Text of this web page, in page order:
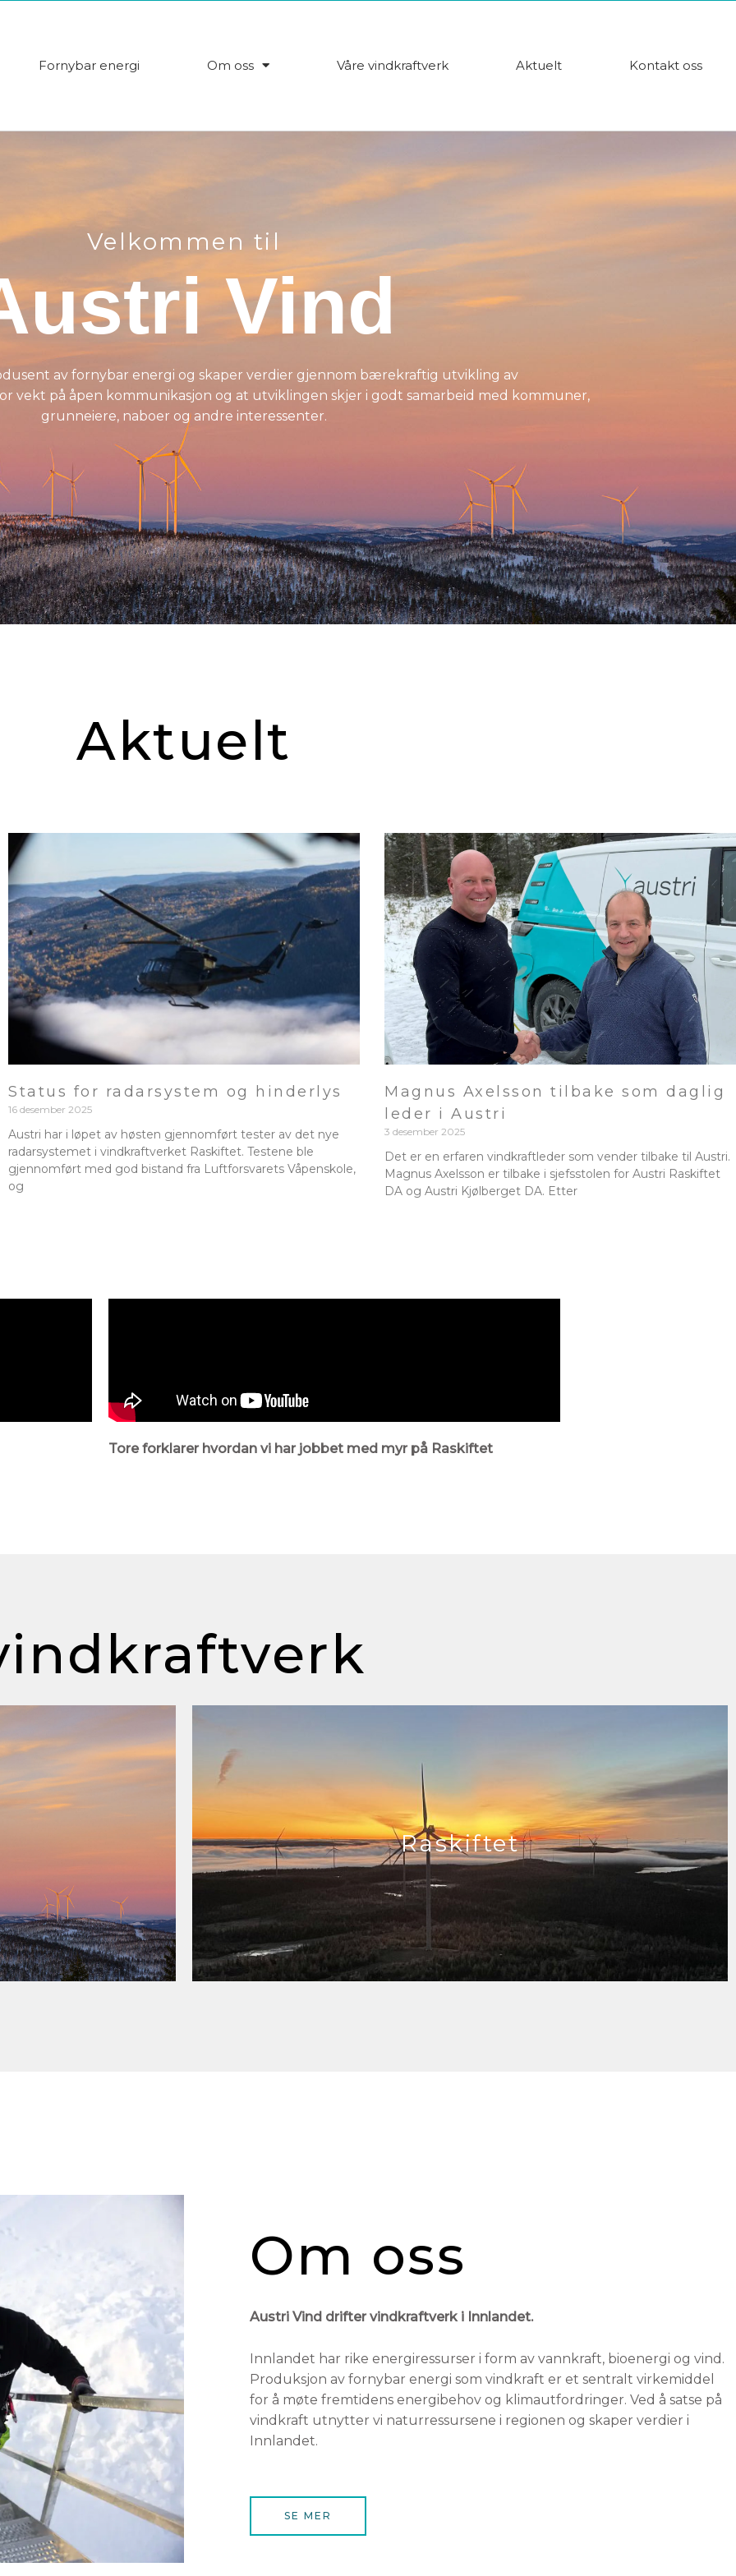
Fornybar energi Om oss Våre vindkraftverk Aktuelt Kontakt oss
Velkommen til
Vind
av fornybar energi og skaper verdier gjennom bærekraftig utvikling av
vekt på åpen kommunikasjon og at utviklingen skjer i godt samarbeid med kommuner,
grunneiere, naboer og andre interessenter.
Aktuelt
Status for radarsystem og hinderlys
16 desember 2025
Austri har i løpet av høsten gjennomført tester av det nye
radarsystemet i vindkraftverket Raskiftet. Testene ble
gjennomført med god bistand fra Luftforsvarets Våpenskole,
og
Magnus Axelsson tilbake som daglig
leder i Austri
3 desember 2025
Det er en erfaren vindkraftleder som vender tilbake til Austri.
Magnus Axelsson er tilbake i sjefsstolen for Austri Raskiftet
DA og Austri Kjølberget DA. Etter
Tore forklarer hvordan vi har jobbet med myr på Raskiftet
Raskiftet
Om oss
Austri Vind drifter vindkraftverk i Innlandet.
Innlandet har rike energiressurser i form av vannkraft, bioenergi og vind.
Produksjon av fornybar energi som vindkraft er et sentralt virkemiddel
for å møte fremtidens energibehov og klimautfordringer. Ved å satse på
vindkraft utnytter vi naturressursene i regionen og skaper verdier i
Innlandet.
SE MER